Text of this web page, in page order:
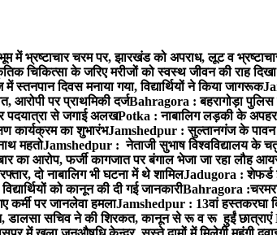
में भ्रष्टाचार चरम पर, झारखंड को अपराध, लूट व
चिकित्सा के जरिए मरीजों को स्वस्थ जीवन की राह दिखा
स्तनपान दिवस मनाया गया, विद्यार्थियों ने किया जागरूक
पर प्राथमिकी दर्जBahragora : बहरागोड़ा
से जगाई अलखPotka : नाबालिग लड़की के
कार्यक्रम का शुभारंभJamshedpur : सुल्तानगंज के पावन
महतोJamshedpur : नेताजी सुभाष विश्वविद्यालय के
का आरोप, फर्जी कागजात पर बंगाल भेजा जा रहा लौह
दो नाबालिग भी घटना में थे शामिलJadugora : शेफर्ड
को कानून की दी गई जानकारीBahragora
कर्मी पर जानलेवा हमलाJamshedpur : 13वां हस्तकरघा
डालसा सचिव ने की शिरकत, कानून से रू व रू हुईं छात्राएं